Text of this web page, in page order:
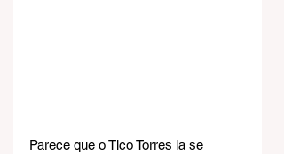
Parece que o Tico Torres ia se